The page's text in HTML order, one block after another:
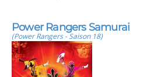
Power Rangers Samurai
(Power Rangers - Saison 18)